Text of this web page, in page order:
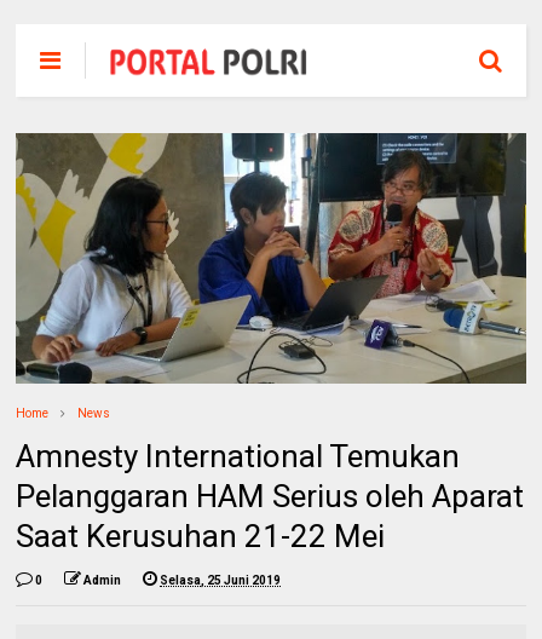
Home News
Amnesty International Temukan
Pelanggaran HAM Serius oleh Aparat
Saat Kerusuhan 21-22 Mei
0 Admin Selasa, 25 Juni 2019